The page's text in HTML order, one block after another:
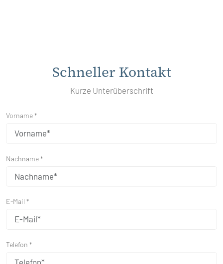
Schneller Kontakt
Kurze Unterüberschrift
Vorname *
Nachname *
E-Mail *
Telefon *